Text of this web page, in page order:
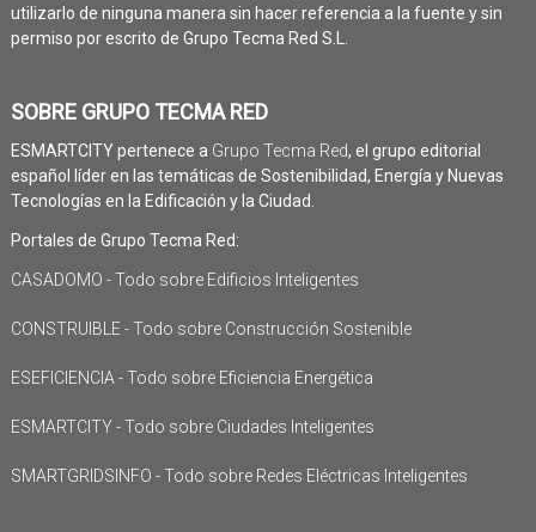
utilizarlo de ninguna manera sin hacer referencia a la fuente y sin
permiso por escrito de Grupo Tecma Red S.L.
SOBRE GRUPO TECMA RED
ESMARTCITY pertenece a Grupo Tecma Red, el grupo editorial
español líder en las temáticas de Sostenibilidad, Energía y Nuevas
Tecnologías en la Edificación y la Ciudad.
Portales de Grupo Tecma Red:
CASADOMO - Todo sobre Edificios Inteligentes
CONSTRUIBLE - Todo sobre Construcción Sostenible
ESEFICIENCIA - Todo sobre Eficiencia Energética
ESMARTCITY - Todo sobre Ciudades Inteligentes
SMARTGRIDSINFO - Todo sobre Redes Eléctricas Inteligentes